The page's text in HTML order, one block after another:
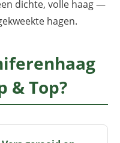
dichte, volle haag —
hagen.
& Top?